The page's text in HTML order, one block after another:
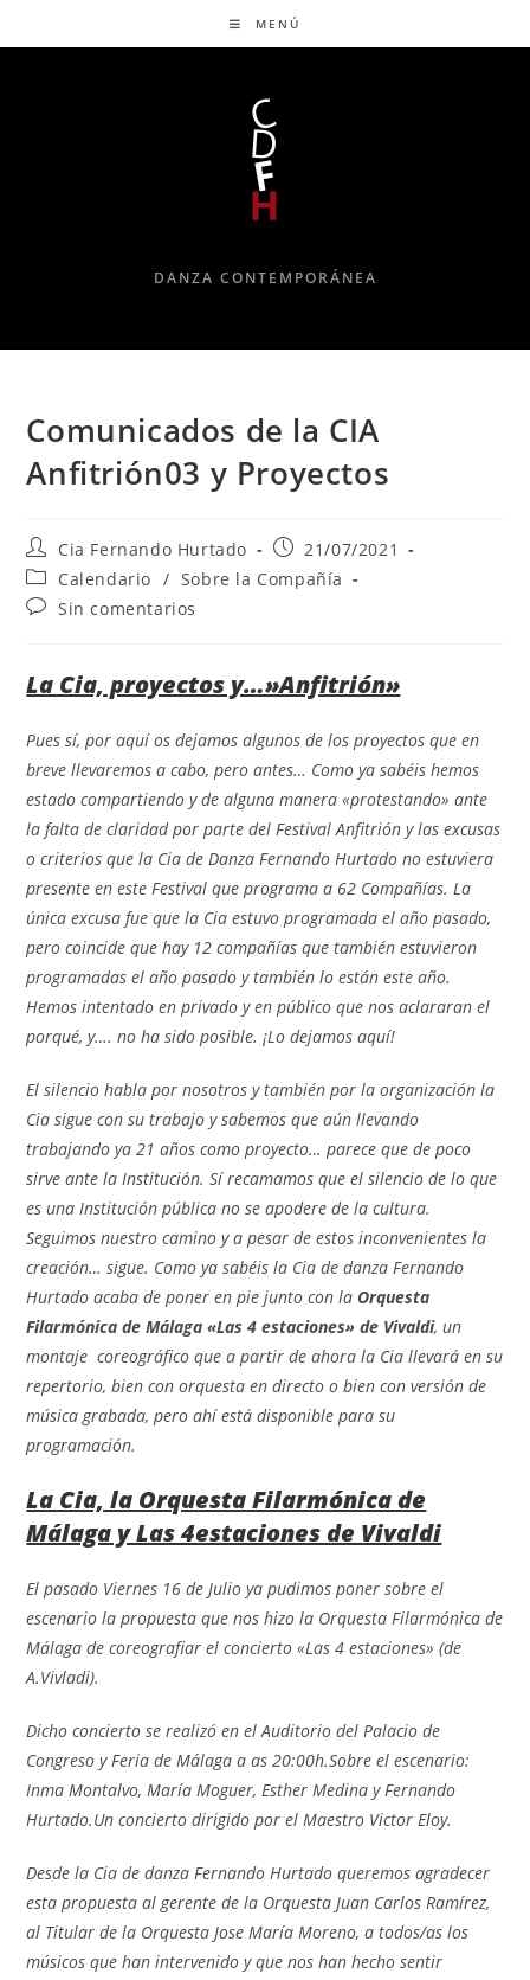
MENÚ
DANZA CONTEMPORÁNEA
Comunicados de la CIA
Anfitrión03 y Proyectos
Cia Fernando Hurtado
21/07/2021
Calendario / Sobre la Compañía
Sin comentarios
La Cia, proyectos y…»Anfitrión»
Pues sí, por aquí os dejamos algunos de los proyectos que en
breve llevaremos a cabo, pero antes… Como ya sabéis hemos
estado compartiendo y de alguna manera «protestando» ante
la falta de claridad por parte del Festival Anfitrión y las excusas
o criterios que la Cia de Danza Fernando Hurtado no estuviera
presente en este Festival que programa a 62 Compañías. La
única excusa fue que la Cia estuvo programada el año pasado,
pero coincide que hay 12 compañías que también estuvieron
programadas el año pasado y también lo están este año.
Hemos intentado en privado y en público que nos aclararan el
porqué, y…. no ha sido posible. ¡Lo dejamos aquí!
El silencio habla por nosotros y también por la organización la
Cia sigue con su trabajo y sabemos que aún llevando
trabajando ya 21 años como proyecto… parece que de poco
sirve ante la Institución. Sí recamamos que el silencio de lo que
es una Institución pública no se apodere de la cultura.
Seguimos nuestro camino y a pesar de estos inconvenientes la
creación… sigue. Como ya sabéis la Cia de danza Fernando
Hurtado acaba de poner en pie junto con la Orquesta
Filarmónica de Málaga «Las 4 estaciones» de Vivaldi, un
montaje coreográfico que a partir de ahora la Cia llevará en su
repertorio, bien con orquesta en directo o bien con versión de
música grabada, pero ahí está disponible para su
programación.
La Cia, la Orquesta Filarmónica de
Málaga y Las 4estaciones de Vivaldi
El pasado Viernes 16 de Julio ya pudimos poner sobre el
escenario la propuesta que nos hizo la Orquesta Filarmónica de
Málaga de coreografiar el concierto «Las 4 estaciones» (de
A.Vivladi).
Dicho concierto se realizó en el Auditorio del Palacio de
Congreso y Feria de Málaga a as 20:00h.Sobre el escenario:
Inma Montalvo, María Moguer, Esther Medina y Fernando
Hurtado.Un concierto dirigido por el Maestro Victor Eloy.
Desde la Cia de danza Fernando Hurtado queremos agradecer
esta propuesta al gerente de la Orquesta Juan Carlos Ramírez,
al Titular de la Orquesta Jose María Moreno, a todos/as los
músicos que han intervenido y que nos han hecho sentir